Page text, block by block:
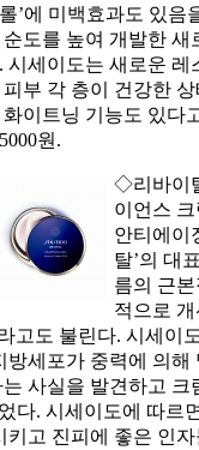
’에 미백효과도 있음
순도를 높여 개발한 새
시세이도는 새로운 레
피부 각 층이 건강한
화이트닝 기능도 있다
원.
◇리바이
이언스
안티에이
탈’의 대
름의 근
적으로
고도 불린다. 시세이
방세포가 중력에 의해
사실을 발견하고 크
다. 시세이도에 따르
키고 진피에 좋은 인